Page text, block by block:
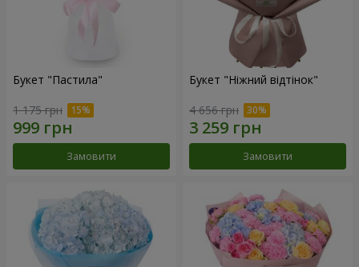
Букет "Пастила"
1 175 грн
Замовити
Букет "Ніжний відтінок"
4 656 грн
Замовити